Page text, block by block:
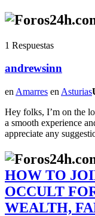
1 Respuestas
andrewsinn
en Amarres en Asturias
Hey folks, I’m on the
a smooth experience
appreciate any
HOW TO
OCCULT
WEALTH,